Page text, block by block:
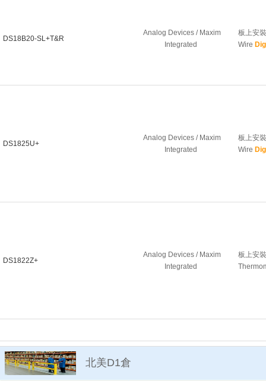
DS18B20-SL+T&R
Analog Devices / Maxim
Integrated
板上安
Wire
DS1825U+
Analog Devices / Maxim
Integrated
板上安
Wire
DS1822Z+
Analog Devices / Maxim
Integrated
板上安
北美D1倉